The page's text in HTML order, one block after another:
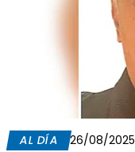
AL DÍA 26/08/2025